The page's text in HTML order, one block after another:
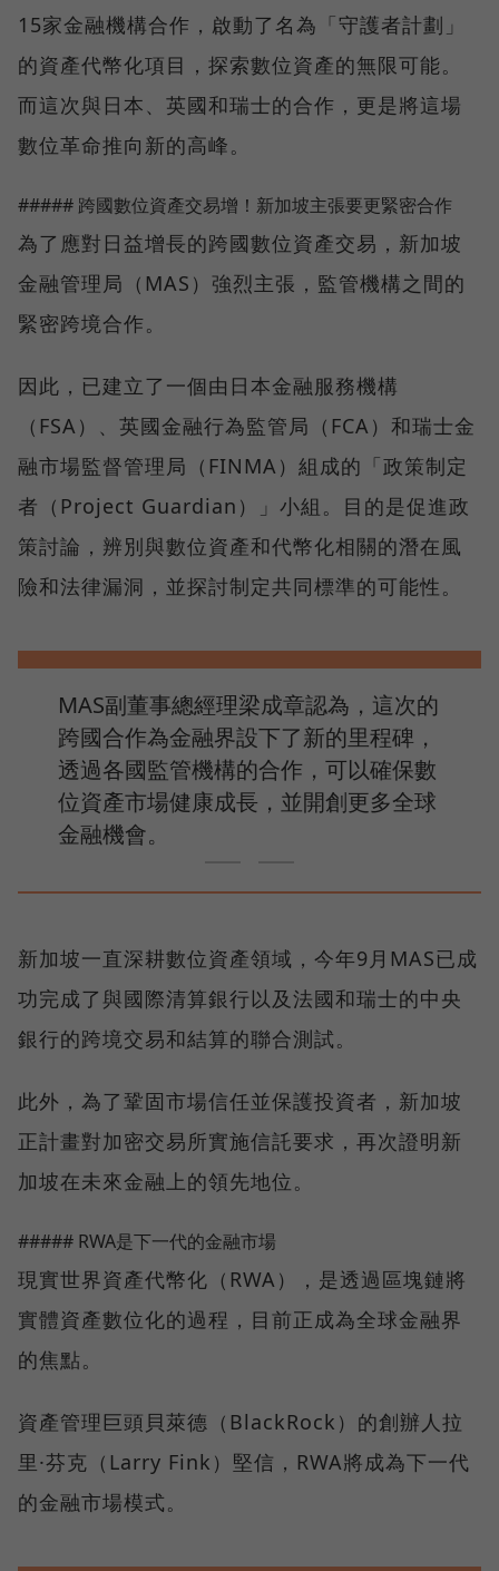
15家金融機構合作，啟動了名為「守護者計劃」
的資產代幣化項目，探索數位資產的無限可能。
而這次與日本、英國和瑞士的合作，更是將這場
數位革命推向新的高峰。
##### 跨國數位資產交易增！新加坡主張要更緊密合作
為了應對日益增長的跨國數位資產交易，新加坡
金融管理局（MAS）強烈主張，監管機構之間的
緊密跨境合作。
因此，已建立了一個由日本金融服務機構
（FSA）、英國金融行為監管局（FCA）和瑞士金
融市場監督管理局（FINMA）組成的「政策制定
者（Project Guardian）」小組。目的是促進政
策討論，辨別與數位資產和代幣化相關的潛在風
險和法律漏洞，並探討制定共同標準的可能性。
MAS副董事總經理梁成章認為，這次的
跨國合作為金融界設下了新的里程碑，
透過各國監管機構的合作，可以確保數
位資產市場健康成長，並開創更多全球
金融機會。
新加坡一直深耕數位資產領域，今年9月MAS已成
功完成了與國際清算銀行以及法國和瑞士的中央
銀行的跨境交易和結算的聯合測試。
此外，為了鞏固市場信任並保護投資者，新加坡
正計畫對加密交易所實施信託要求，再次證明新
加坡在未來金融上的領先地位。
##### RWA是下一代的金融市場
現實世界資產代幣化（RWA），是透過區塊鏈將
實體資產數位化的過程，目前正成為全球金融界
的焦點。
資產管理巨頭貝萊德（BlackRock）的創辦人拉
里·芬克（Larry Fink）堅信，RWA將成為下一代
的金融市場模式。